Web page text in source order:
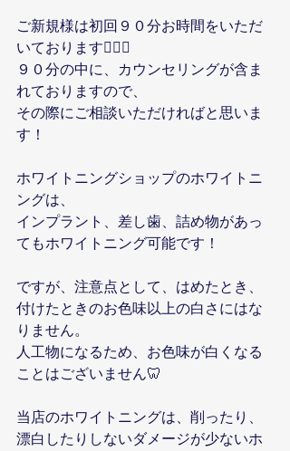
ご新規様は初回９０分お時間をいただ
いております🙆🏼‍♀️
９０分の中に、カウンセリングが含ま
れておりますので、
その際にご相談いただければと思いま
す！
ホワイトニングショップのホワイトニ
ングは、
インプラント、差し歯、詰め物があっ
てもホワイトニング可能です！
ですが、注意点として、はめたとき、
付けたときのお色味以上の白さにはな
りません。
人工物になるため、お色味が白くなる
ことはございません🦷
当店のホワイトニングは、削ったり、
漂白したりしないダメージが少ないホ